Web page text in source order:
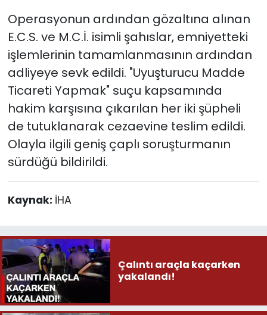
Operasyonun ardından gözaltına alınan
E.C.S. ve M.C.İ. isimli şahıslar, emniyetteki
işlemlerinin tamamlanmasının ardından
adliyeye sevk edildi. "Uyuşturucu Madde
Ticareti Yapmak" suçu kapsamında
hakim karşısına çıkarılan her iki şüpheli
de tutuklanarak cezaevine teslim edildi.
Olayla ilgili geniş çaplı soruşturmanın
sürdüğü bildirildi.
Kaynak: İHA
Çalıntı araçla kaçarken
yakalandı!